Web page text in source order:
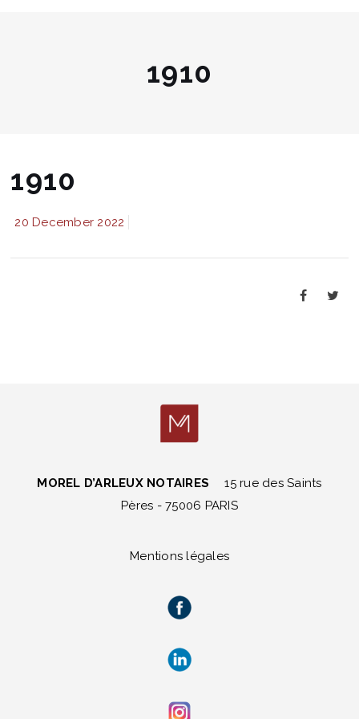
1910
1910
20 December 2022
MOREL D’ARLEUX NOTAIRES
15 rue des Saints
Pères - 75006 PARIS
Mentions légales